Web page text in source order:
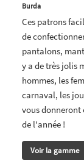
Burda
Ces patrons
de
pantalons,
y a de très jolis
hommes, les
carnaval, les
vous donneront
de l'année !
Voir la gamme